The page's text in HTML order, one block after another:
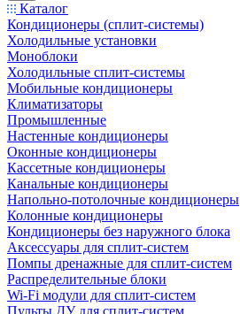
Каталог
Кондиционеры (сплит-системы)
Холодильные установки
Моноблоки
Холодильные сплит-системы
Мобильные кондиционеры
Климатизаторы
Промышленные
Настенные кондиционеры
Оконные кондиционеры
Кассетные кондиционеры
Канальные кондиционеры
Напольно-потолочные кондиционеры
Колонные кондиционеры
Кондиционеры без наружного блока
Аксессуары для сплит-систем
Помпы дренажные для сплит-систем
Распределительные блоки
Wi-Fi модули для сплит-систем
Пульты ДУ для сплит-систем